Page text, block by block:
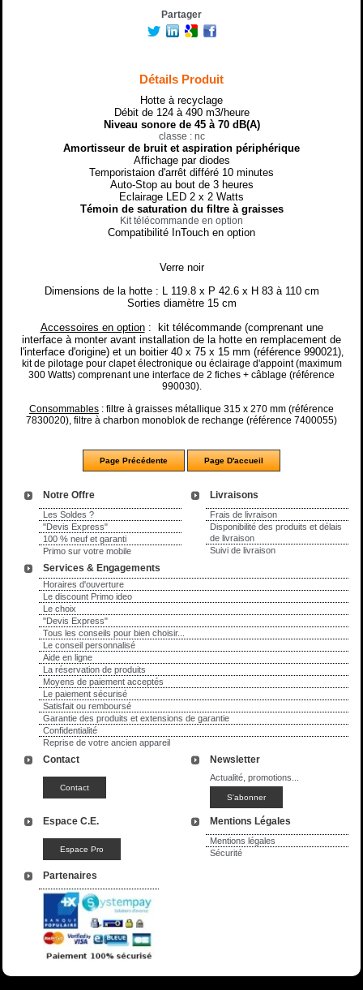
Notre Offre
Les Soldes ?
"Devis Express"
100 % neuf et garanti
Primo sur votre mobile
Livraisons
Frais de livraison
Disponibilité des produits et délais
de livraison
Suivi de livraison
Services & Engagements
Horaires d'ouverture
Le discount Primo ideo
Le choix
"Devis Express"
Tous les conseils pour bien choisir...
Le conseil personnalisé
Aide en ligne
La réservation de produits
Moyens de paiement acceptés
Le paiement sécurisé
Satisfait ou remboursé
Garantie des produits et extensions de garantie
Confidentialité
Reprise de votre ancien appareil
Contact Newsletter
Actualité, promotions...
Espace C.E. Mentions Légales
Mentions légales
Sécurité
Partenaires
Partager
Détails Produit
Hotte à recyclage
Débit de 124 à 490 m3/heure
Niveau sonore de 45 à 70 dB(A)
classe : nc
Amortisseur de bruit et aspiration périphérique
Affichage par diodes
Temporistaion d'arrêt différé 10 minutes
Auto-Stop au bout de 3 heures
Eclairage LED 2 x 2 Watts
Témoin de saturation du filtre à graisses
Kit télécommande en option
Compatibilité InTouch en option
Verre noir
Dimensions de la hotte : L 119.8x P 42.6 x H 83 à 110 cm
Sorties diamètre 15 cm
Accessoires en option: kit télécommande (comprenant une
interface à monter avant installation de la hotte en remplacement de
l'interface d'origine) et un boitier 40 x 75 x 15 mm (référence 990021),
kit de pilotage pour clapet électronique ou éclairage d'appoint (maximum
300 Watts) comprenant une interface de 2 fiches + câblage (référence
990030).
Consommables : filtre à graisses métallique 315 x 270 mm (référence
7830020), filtre à charbon monoblok de rechange (référence 7400055)